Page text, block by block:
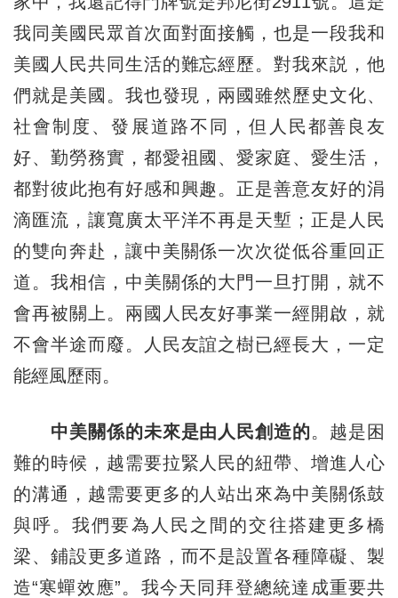
我同美國民眾首次面對面接觸，也是一段我和
美國人民共同生活的難忘經歷。對我來説，他
們就是美國。我也發現，兩國雖然歷史文化、
社會制度、發展道路不同，但人民都善良友
好、勤勞務實，都愛祖國、愛家庭、愛生活，
都對彼此抱有好感和興趣。正是善意友好的涓
滴匯流，讓寬廣太平洋不再是天塹；正是人民
的雙向奔赴，讓中美關係一次次從低谷重回正
道。我相信，中美關係的大門一旦打開，就不
會再被關上。兩國人民友好事業一經開啟，就
不會半途而廢。人民友誼之樹已經長大，一定
能經風歷雨。
中美關係的未來是由人民創造的。越是困
難的時候，越需要拉緊人民的紐帶、增進人心
的溝通，越需要更多的人站出來為中美關係鼓
與呼。我們要為人民之間的交往搭建更多橋
梁、鋪設更多道路，而不是設置各種障礙、製
造“寒蟬效應”。我今天同拜登總統達成重要共